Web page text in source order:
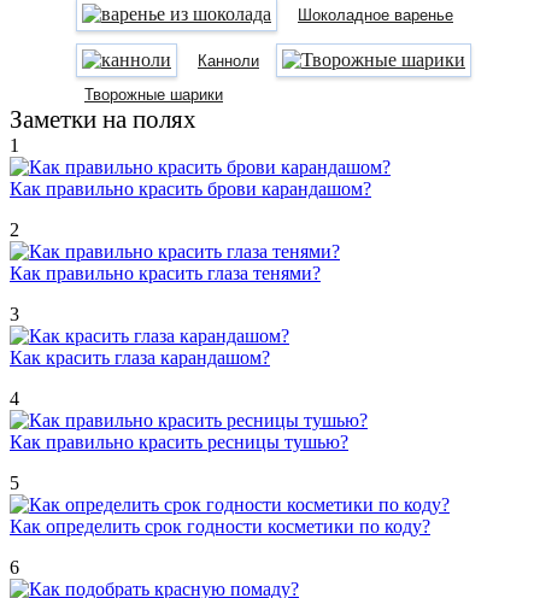
Шоколадное варенье
Канноли
Творожные шарики
Заметки на полях
1
Как правильно красить брови карандашом?
2
Как правильно красить глаза тенями?
3
Как красить глаза карандашом?
4
Как правильно красить ресницы тушью?
5
Как определить срок годности косметики по коду?
6